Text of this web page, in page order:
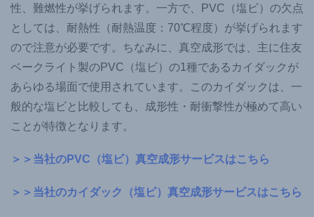
性、難燃性が挙げられます。一方で、PVC（塩ビ）の欠点
としては、耐熱性（耐熱温度：70℃程度）が挙げられます
ので注意が必要です。ちなみに、真空成形では、主に住友
ベークライト製のPVC（塩ビ）の1種であるカイダックが
あらゆる場面で使用されています。このカイダックは、一
般的な塩ビと比較しても、成形性・耐衝撃性が極めて高い
ことが特徴となります。
＞＞当社のPVC（塩ビ）真空成形サービスはこちら
＞＞当社のカイダック（塩ビ）真空成形サービスはこちら